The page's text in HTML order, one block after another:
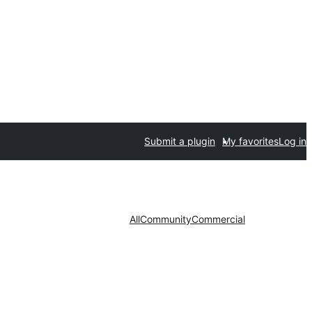
Submit a plugin My favoritesLog in
AllCommunityCommercial